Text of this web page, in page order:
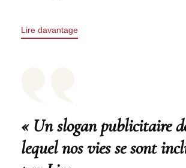
Lire davantage
« Un slogan publicitaire
lequel nos vies se sont